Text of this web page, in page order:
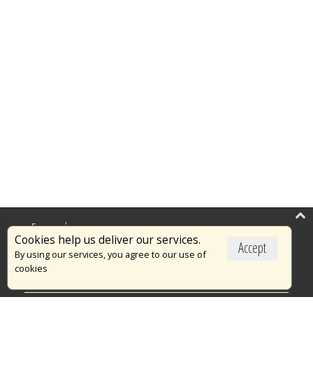
Accept
Cookies help us deliver our services.
By using our services, you agree to our use of
cookies
Επικαιρότητα
Το Πυροσβεστικό Σώμα